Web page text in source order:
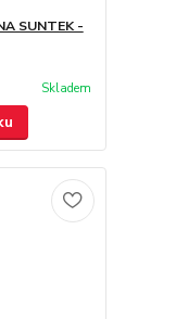
SUNTEK -
Skladem